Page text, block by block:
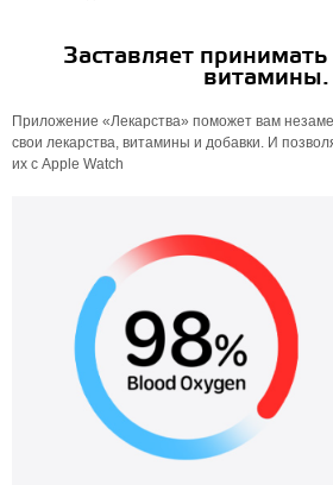
Заставляет принимать
витамины.
Приложение «Лекарства» поможет вам
свои лекарства, витамины и добавки. И
их с Apple Watch